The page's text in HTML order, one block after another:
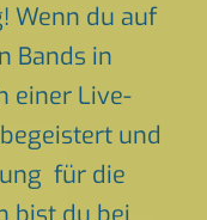
Wenn du auf
Bands in
einer Live-
und
für die